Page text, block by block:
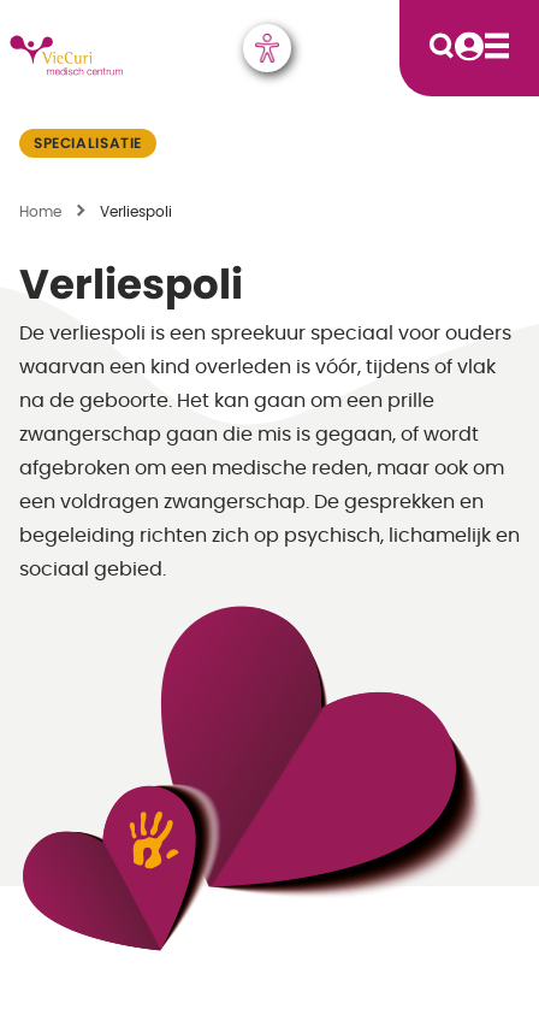
SPECIALISATIE
Home Verliespoli
Verliespoli
De verliespoli is een spreekuur speciaal voor ouders
waarvan een kind overleden is vóór, tijdens of vlak
na de geboorte. Het kan gaan om een prille
zwangerschap gaan die mis is gegaan, of wordt
afgebroken om een medische reden, maar ook om
een voldragen zwangerschap. De gesprekken en
begeleiding richten zich op psychisch, lichamelijk en
sociaal gebied.